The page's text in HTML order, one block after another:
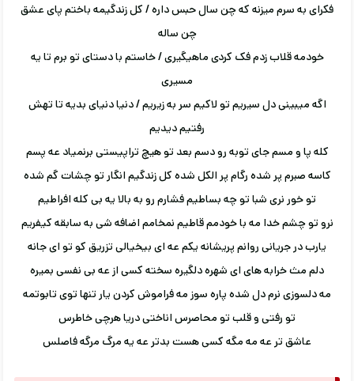
فکرای به سرم میزنه که چن سال حبس داره / کل زندگیمه باختم پای عشق
چن ساله
خودمه قلاب زدم فک کردی ماهیگیری / خاستم با دستای تو برم تا یه
مسیری
اگه میبینی دل سیریم تو لاکیم سر به زیریم / دنیا دنیای بدیه تا تهش
رفتیم دیدیم
کله پا و مسم جای توبه رو دسم بعد تو هیچ تراپیستی برنمیاد عه پسم
کاسه صبرم پر شده رگام پر الکل شده کل زندگیم انگار تو چشات گم شده
تو خور نری شبا تو چه بساطیم فشارم رو به بالا یه بی کله افراطیم
نرو تو چشم خدا مه با خودمم قاطیم نمخامم اضافه شی به سابقه کیفریم
یارب در جریانی روانم پریشانه یکم عه ای بیخیالی تزریق کو تو ای جانه
دلم مث خرابه های ای شهره دلگیره سخته کسی از عه بی نفسی بمیره
مه دلسوزی نرم دل شده پاره سوز مه فراموش کردن یار تنها توی تابوتمه
تو رفتی و قلب تو محاصرس اناختی دریا هرچی خاطرس
عاشق تر عه مه مگه کسی هست بدتر عه یه مرگ مرگه فاصلس